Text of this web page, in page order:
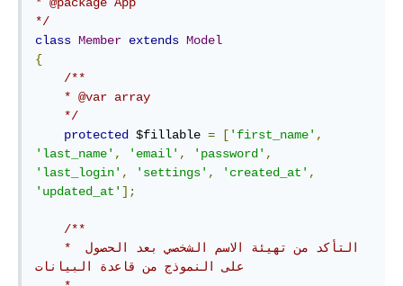
* @package App
*/
class Member extends Model
{
/**
    */
protected $fillable = [ 'first_name' ,
'last_name' , 'email' , 'password' ,
'last_login' , 'settings' , 'created_at' ,
'updated_at' ];
/**
على النموذج من قاعدة البيانات